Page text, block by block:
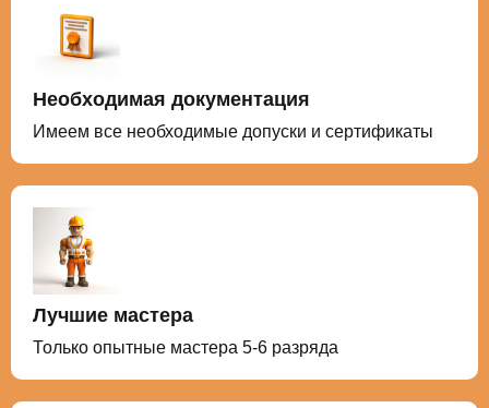
Необходимая документация
Имеем все необходимые допуски и сертификаты
Лучшие мастера
Только опытные мастера 5-6 разряда